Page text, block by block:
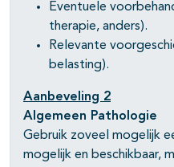
Eventuele
therapie, anders).
Relevante
belasting).
Aanbeveling 2
Algemeen Pathologie
Gebruik zoveel mogelijk
mogelijk en beschikbaar,